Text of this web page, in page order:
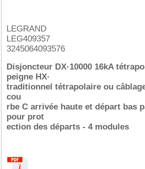
LEGRAND
LEG409357
3245064093576
Disjoncteur DX·10000 16kA
peigne HX·
traditionnel tétrapolaire ou
cou
rbe C arrivée haute et départ bas
pour prot
ection des départs - 4 modules